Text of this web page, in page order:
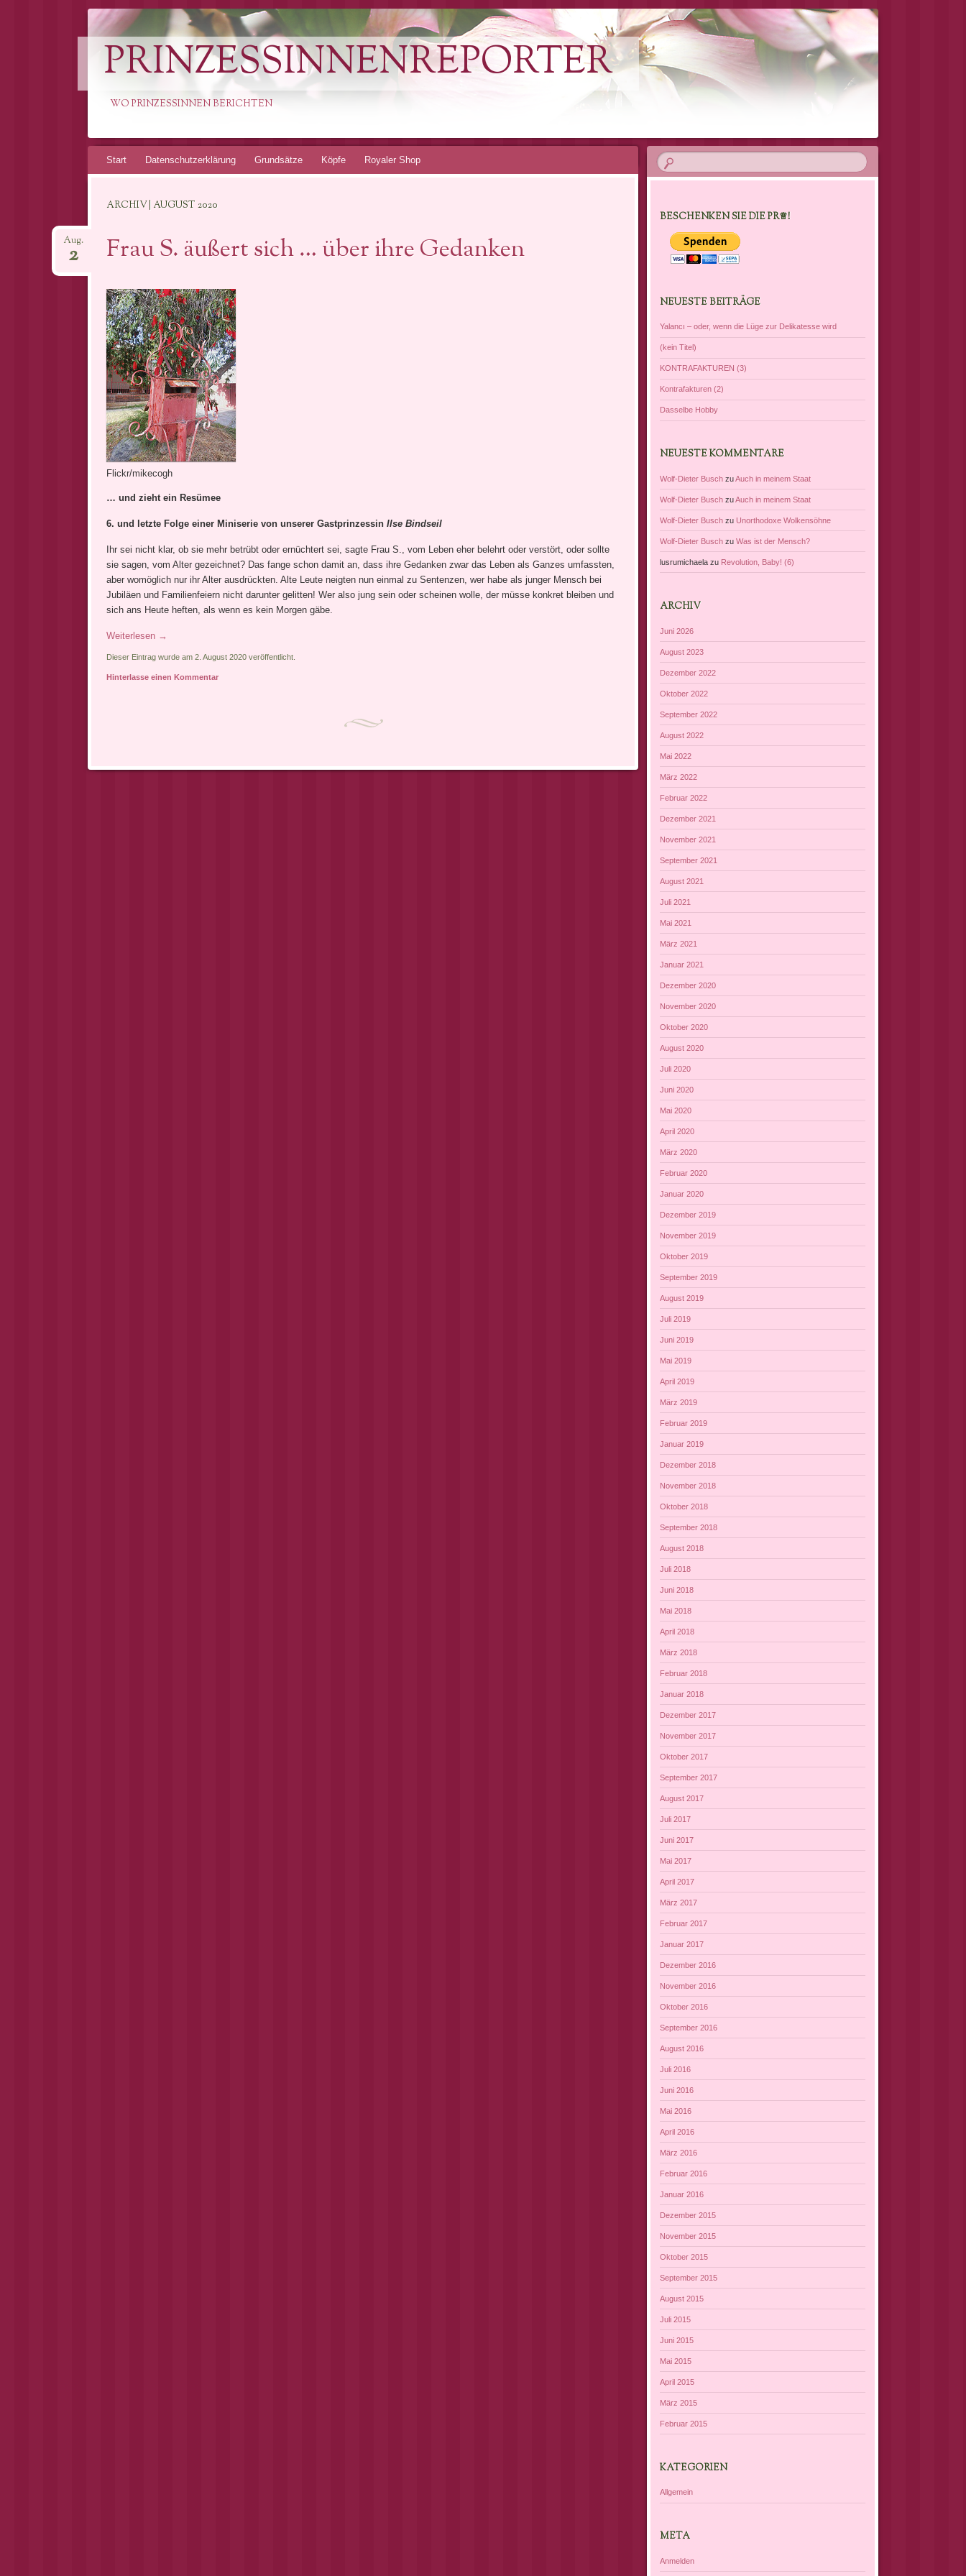
PRINZESSINNENREPORTER
WO PRINZESSINNEN BERICHTEN
Springe
Start Datenschutzerklärung Grundsätze Köpfe Royaler Shop
ARCHIV | AUGUST 2020
Frau S. äußert sich … über ihre Gedanken
Aug.
2
Flickr/mikecogh
… und zieht ein Resümee
6. und letzte Folge einer Miniserie von unserer GastprinzessinIlse Bindseil
Ihr sei nicht klar, ob sie mehr betrübt oder ernüchtert sei, sagte Frau S., vom Leben eher belehrt oder verstört, oder sollte
sie sagen, vom Alter gezeichnet? Das fange schon damit an, dass ihre Gedanken zwar das Leben als Ganzes umfassten,
aber womöglich nur ihr Alter ausdrückten. Alte Leute neigten nun einmal zu Sentenzen, wer habe als junger Mensch bei
Jubiläen und Familienfeiern nicht darunter gelitten! Wer also jung sein oder scheinen wolle, der müsse konkret bleiben und
sich ans Heute heften, als wenn es kein Morgen gäbe.
Weiterlesen →
Dieser Eintrag wurde am 2. August 2020 veröffentlicht.
Hinterlasse einen Kommentar
Artikel-Navigation
BESCHENKEN SIE DIE PR♕!
NEUESTE BEITRÄGE
Yalancı – oder, wenn die Lüge zur Delikatesse wird
(kein Titel)
KONTRAFAKTUREN (3)
Kontrafakturen (2)
Dasselbe Hobby
NEUESTE KOMMENTARE
Wolf-Dieter Busch zuAuch in meinem Staat
Wolf-Dieter Busch zuAuch in meinem Staat
Wolf-Dieter Busch zu Unorthodoxe Wolkensöhne
Wolf-Dieter Busch zuWas ist der Mensch?
lusrumichaela zu Revolution, Baby! (6)
ARCHIV
Juni 2026
August 2023
Dezember 2022
Oktober 2022
September 2022
August 2022
Mai 2022
März 2022
Februar 2022
Dezember 2021
November 2021
September 2021
August 2021
Juli 2021
Mai 2021
März 2021
Januar 2021
Dezember 2020
November 2020
Oktober 2020
August 2020
Juli 2020
Juni 2020
Mai 2020
April 2020
März 2020
Februar 2020
Januar 2020
Dezember 2019
November 2019
Oktober 2019
September 2019
August 2019
Juli 2019
Juni 2019
Mai 2019
April 2019
März 2019
Februar 2019
Januar 2019
Dezember 2018
November 2018
Oktober 2018
September 2018
August 2018
Juli 2018
Juni 2018
Mai 2018
April 2018
März 2018
Februar 2018
Januar 2018
Dezember 2017
November 2017
Oktober 2017
September 2017
August 2017
Juli 2017
Juni 2017
Mai 2017
April 2017
März 2017
Februar 2017
Januar 2017
Dezember 2016
November 2016
Oktober 2016
September 2016
August 2016
Juli 2016
Juni 2016
Mai 2016
April 2016
März 2016
Februar 2016
Januar 2016
Dezember 2015
November 2015
Oktober 2015
September 2015
August 2015
Juli 2015
Juni 2015
Mai 2015
April 2015
März 2015
Februar 2015
KATEGORIEN
Allgemein
META
Anmelden